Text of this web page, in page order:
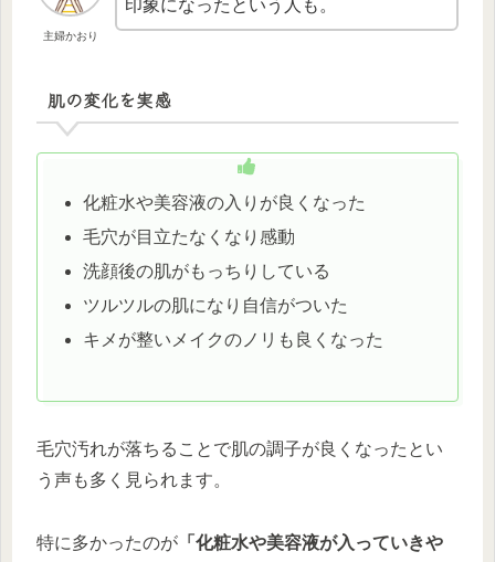
主婦かおり
印象になったという人も。
肌の変化を実感
化粧水や美容液の入りが良くなった
毛穴が目立たなくなり感動
洗顔後の肌がもっちりしている
ツルツルの肌になり自信がついた
キメが整いメイクのノリも良くなった
毛穴汚れが落ちることで肌の調子が良くなったとい
う声も多く見られます。
特に多かったのが 「化粧水や美容液が入っていきや